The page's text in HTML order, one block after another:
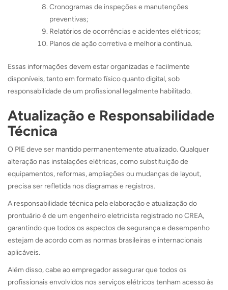
Cronogramas de inspeções e manutenções
preventivas;
Relatórios de ocorrências e acidentes elétricos;
Planos de ação corretiva e melhoria contínua.
Essas informações devem estar organizadas e facilmente
disponíveis, tanto em formato físico quanto digital, sob
responsabilidade de um profissional legalmente habilitado.
Atualização e Responsabilidade
Técnica
O PIE deve ser mantido permanentemente atualizado. Qualquer
alteração nas instalações elétricas, como substituição de
equipamentos, reformas, ampliações ou mudanças de layout,
precisa ser refletida nos diagramas e registros.
A responsabilidade técnica pela elaboração e atualização do
prontuário é de um engenheiro eletricista registrado no CREA,
garantindo que todos os aspectos de segurança e desempenho
estejam de acordo com as normas brasileiras e internacionais
aplicáveis.
Além disso, cabe ao empregador assegurar que todos os
profissionais envolvidos nos serviços elétricos tenham acesso às